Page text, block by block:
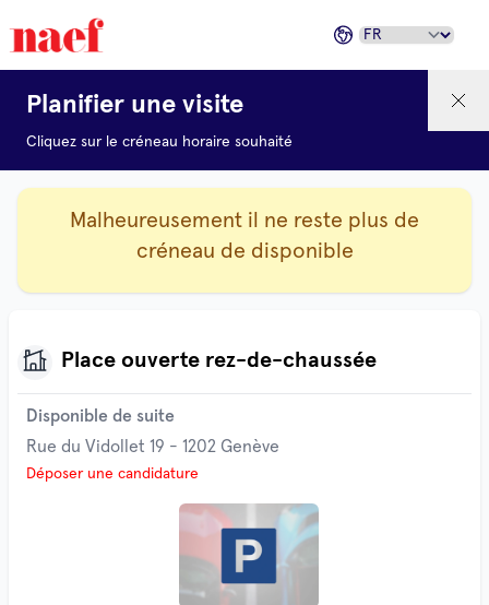
Planifier une visite
Cliquez sur le créneau horaire souhaité
Malheureusement il ne reste plus de
créneau de disponible
Place ouverte rez-de-chaussée
Disponible de suite
Rue du Vidollet 19 - 1202 Genève
Déposer une candidature